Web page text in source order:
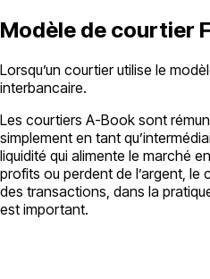
Modèle de courtier
Lorsqu’un courtier utilise le
interbancaire.
Les courtiers A-Book sont
simplement en tant
liquidité qui alimente le marché
profits ou perdent de l’argent,
des transactions, dans la
est important.